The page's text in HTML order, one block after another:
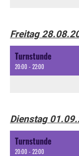
Freitag
Turnstunde
20:00 - 22:00
Dienstag
Turnstunde
20:00 - 22:00